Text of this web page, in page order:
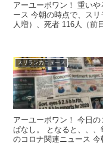
アーユーボワン！ 重いやろなぁ。。。 スリランカのコロナ関連ニュ
ース 今朝の時点で、スリランカ国内の感染者 23,484人（前日比 496
スリランカニュース
アーユーボワン！ 今日のコロンボ、夜明け前からずっと雨が降りっ
ぱなし。 となると、、、毎度の大渋滞。雨＝渋滞、よ。 スリランカ
のコロナ関連ニュース 今朝の時点で、スリランカ国内の感染